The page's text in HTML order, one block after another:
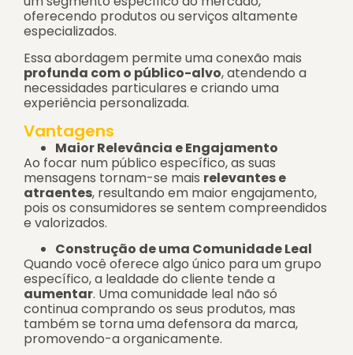
oferecendo produtos ou serviços altamente
especializados.
Essa abordagem permite uma conexão mais
profunda com o público-alvo, atendendo a
necessidades particulares e criando uma
experiência personalizada.
Vantagens
Maior Relevância e Engajamento
Ao focar num público específico, as suas
mensagens tornam-se mais relevantes e
atraentes, resultando em maior engajamento,
pois os consumidores se sentem compreendidos
e valorizados.
Construção de uma Comunidade Leal
Quando você oferece algo único para um grupo
específico, a lealdade do cliente tende a
aumentar. Uma comunidade leal não só
continua comprando os seus produtos, mas
também se torna uma defensora da marca,
promovendo-a organicamente.